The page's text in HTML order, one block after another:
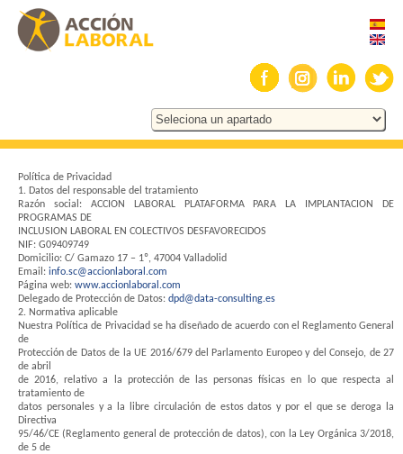
Política de Privacidad
1. Datos del responsable del tratamiento
Razón social: ACCION LABORAL PLATAFORMA PARA LA IMPLANTACION DE
PROGRAMAS DE
INCLUSION LABORAL EN COLECTIVOS DESFAVORECIDOS
NIF: G09409749
Domicilio: C/ Gamazo 17 – 1º, 47004 Valladolid
Email: info.sc@accionlaboral.com
Página web: www.accionlaboral.com
Delegado de Protección de Datos: dpd@data-consulting.es
2. Normativa aplicable
Nuestra Política de Privacidad se ha diseñado de acuerdo con el Reglamento General
de
Protección de Datos de la UE 2016/679 del Parlamento Europeo y del Consejo, de 27
de abril
de 2016, relativo a la protección de las personas físicas en lo que respecta al
tratamiento de
datos personales y a la libre circulación de estos datos y por el que se deroga la
Directiva
95/46/CE (Reglamento general de protección de datos), con la Ley Orgánica 3/2018,
de 5 de